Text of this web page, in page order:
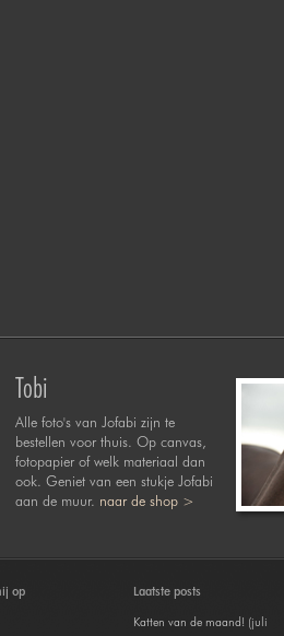
Tobi
Alle foto's van Jofabi zijn te
bestellen voor thuis. Op canvas,
fotopapier of welk materiaal dan
ook. Geniet van een stukje Jofabi
aan de muur. naar de shop >
op
Laatste posts
Katten van de maand! (juli